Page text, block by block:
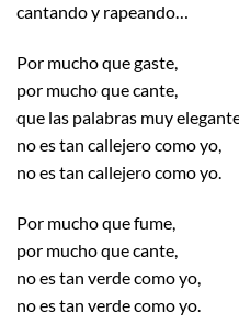
cantando y rapeando…
Por mucho que gaste,
por mucho que cante,
que las palabras muy
no es tan callejero como yo,
no es tan callejero como yo.
Por mucho que fume,
por mucho que cante,
no es tan verde como yo,
no es tan verde como yo.